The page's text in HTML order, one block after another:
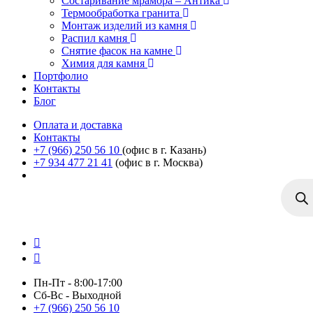
Термообработка гранита
Монтаж изделий из камня
Распил камня
Снятие фасок на камне
Химия для камня
Портфолио
Контакты
Блог
Оплата и доставка
Контакты
+7 (966) 250 56 10 (офис в г. Казань)
+7 934 477 21 41 (офис в г. Москва)
Пн-Пт - 8:00-17:00
Сб-Вс - Выходной
+7 (966) 250 56 10